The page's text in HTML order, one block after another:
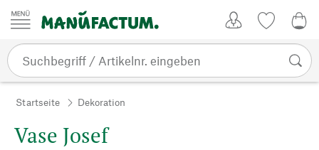
Zum Inhalt springen
Startseite Dekoration
Vase Josef